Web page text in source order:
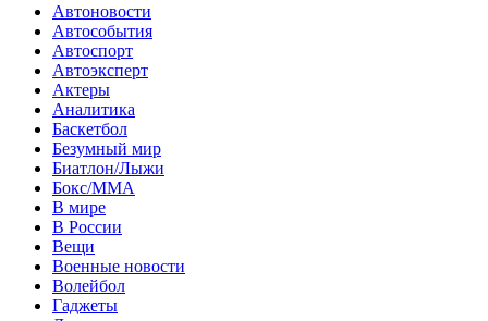
Автоновости
Автособытия
Автоспорт
Автоэксперт
Актеры
Аналитика
Баскетбол
Безумный мир
Биатлон/Лыжи
Бокс/MMA
В мире
В России
Вещи
Военные новости
Волейбол
Гаджеты